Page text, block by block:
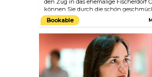
den Zug in das ehemalige Fischerdorf
können Sie durch die schön
Straßen schlendern, die lebhafte
erleben, die jeden Nachmittag neben
Hauptstrand stattfindet, das „Museu do
besuchen, um die reiche Geschichte von
kennenzulernen, oder einen
Spaziergang entlang der Küstenstraße
Inferno („Höllenmund“) machen, wo
in gigantische Höhlen krachen.
Bookable